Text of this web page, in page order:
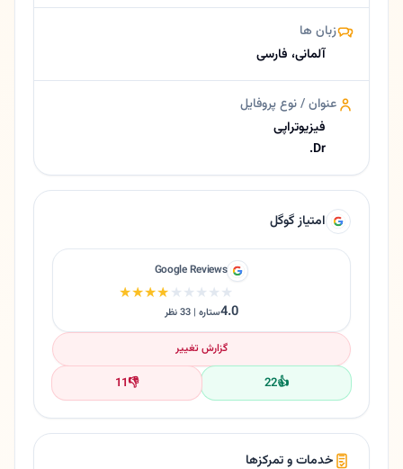
زبان ها
آلمانی، فارسی
عنوان / نوع پروفایل
فیزیوتراپی
Dr.
امتیاز گوگل
Google Reviews
★★★★★
★★★★★
4.0ستاره | 33 نظر
گزارش تغییر
👍
22
👎
11
خدمات و تمرکزها